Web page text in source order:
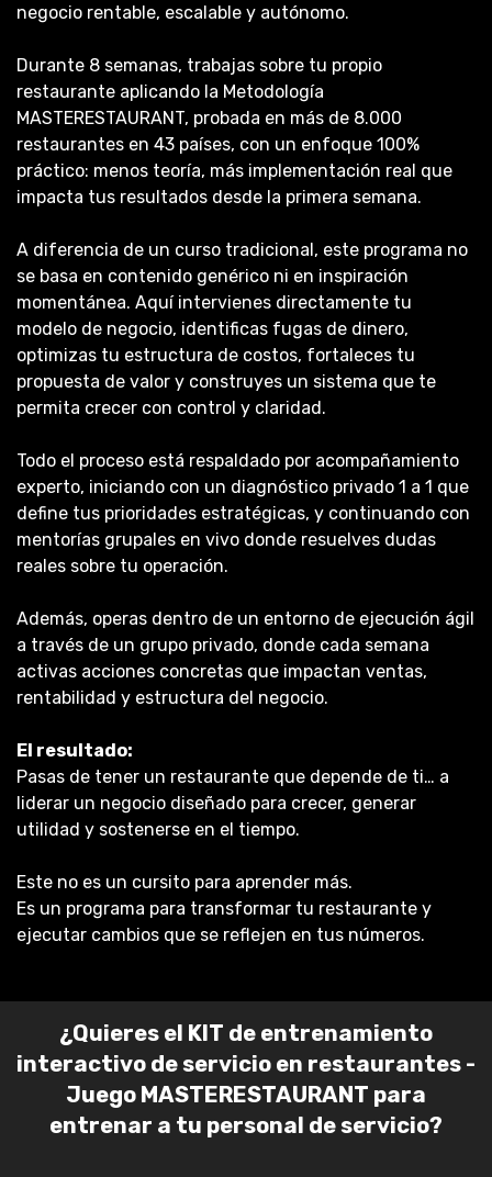
negocio rentable, escalable y autónomo.
Durante 8 semanas, trabajas sobre tu propio
restaurante aplicando la Metodología
MASTERESTAURANT, probada en más de 8.000
restaurantes en 43 países, con un enfoque 100%
práctico: menos teoría, más implementación real que
impacta tus resultados desde la primera semana.
A diferencia de un curso tradicional, este programa no
se basa en contenido genérico ni en inspiración
momentánea. Aquí intervienes directamente tu
modelo de negocio, identificas fugas de dinero,
optimizas tu estructura de costos, fortaleces tu
propuesta de valor y construyes un sistema que te
permita crecer con control y claridad.
Todo el proceso está respaldado por acompañamiento
experto, iniciando con un diagnóstico privado 1 a 1 que
define tus prioridades estratégicas, y continuando con
mentorías grupales en vivo donde resuelves dudas
reales sobre tu operación.
Además, operas dentro de un entorno de ejecución ágil
a través de un grupo privado, donde cada semana
activas acciones concretas que impactan ventas,
rentabilidad y estructura del negocio.
El resultado:
Pasas de tener un restaurante que depende de ti… a
liderar un negocio diseñado para crecer, generar
utilidad y sostenerse en el tiempo.
Este no es un cursito para aprender más.
Es un programa para transformar tu restaurante y
ejecutar cambios que se reflejen en tus números.
¿Quieres el KIT de entrenamiento
interactivo de servicio en restaurantes -
Juego MASTERESTAURANT para
entrenar a tu personal de servicio?